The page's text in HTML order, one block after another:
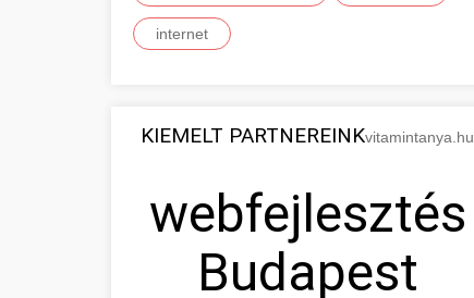
internet
KIEMELT PARTNEREINKvitamintanya.hu
webfejlesztés
Budapest